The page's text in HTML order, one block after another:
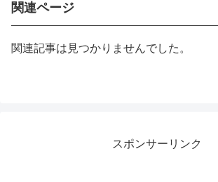
関連ページ
関連記事は見つかりませんでした。
スポンサーリンク